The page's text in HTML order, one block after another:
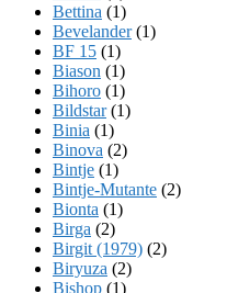
Bettina (1)
Bevelander(1)
BF 15 (1)
Biason (1)
Bihoro (1)
Bildstar(1)
Binia (1)
Binova (2)
Bintje (1)
Bintje-Mutante (2)
Bionta (1)
Birga (2)
Birgit (1979) (2)
Biryuza (2)
Bishop (1)